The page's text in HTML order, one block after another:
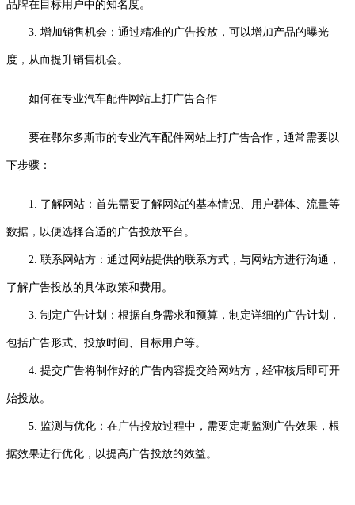
品牌在目标用户中的知名度。
3. 增加销售机会：通过精准的广告投放，可以增加产品的曝光
度，从而提升销售机会。
如何在专业汽车配件网站上打广告合作
要在鄂尔多斯市的专业汽车配件网站上打广告合作，通常需要以
下步骤：
1. 了解网站：首先需要了解网站的基本情况、用户群体、流量等
数据，以便选择合适的广告投放平台。
2. 联系网站方：通过网站提供的联系方式，与网站方进行沟通，
了解广告投放的具体政策和费用。
3. 制定广告计划：根据自身需求和预算，制定详细的广告计划，
包括广告形式、投放时间、目标用户等。
4. 提交广告将制作好的广告内容提交给网站方，经审核后即可开
始投放。
5. 监测与优化：在广告投放过程中，需要定期监测广告效果，根
据效果进行优化，以提高广告投放的效益。